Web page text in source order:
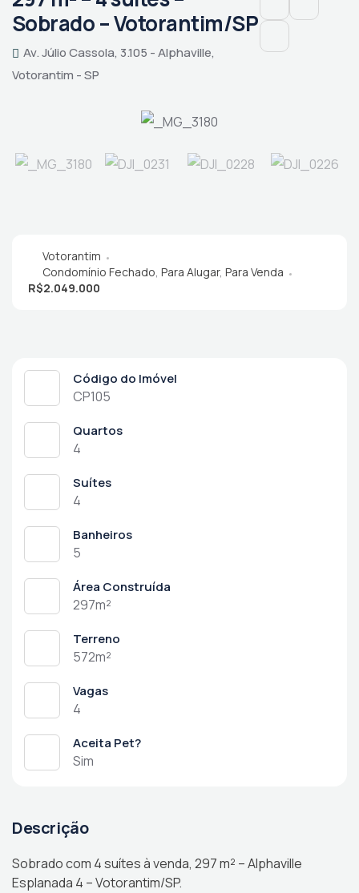
Sobrado – Votorantim/SP
Av. Júlio Cassola, 3.105 - Alphaville,
Votorantim - SP
Votorantim
Condomínio Fechado, Para Alugar, Para Venda
R$2.049.000
Código do Imóvel
CP105
Quartos
4
Suítes
4
Banheiros
5
Área Construída
297m²
Terreno
572m²
Vagas
4
Aceita Pet?
Sim
Descrição
Sobrado com 4 suítes à venda, 297 m² – Alphaville
Esplanada 4 – Votorantim/SP.